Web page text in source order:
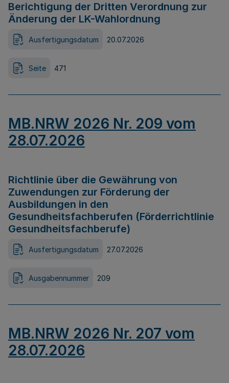
Berichtigung der Dritten Verordnung zur
Änderung der LK-Wahlordnung
Ausfertigungsdatum 20.07.2026
Seite 471
MB.NRW 2026 Nr. 209 vom
28.07.2026
Richtlinie über die Gewährung von
Zuwendungen zur Förderung der
Ausbildungen in den
Gesundheitsfachberufen (Förderrichtlinie
Gesundheitsfachberufe)
Ausfertigungsdatum 27.07.2026
Ausgabennummer 209
MB.NRW 2026 Nr. 207 vom
28.07.2026